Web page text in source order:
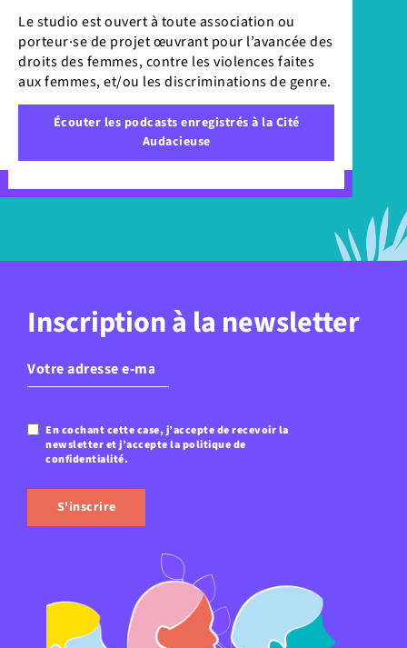
Le studio est ouvert à toute association ou
porteur·se de projet œuvrant pour l’avancée des
droits des femmes, contre les violences faites
aux femmes, et/ou les discriminations de genre.
Écouter les podcasts enregistrés à la Cité
Audacieuse
Inscription à la newsletter
mail(Nécessaire)
Confidentialité(Nécessaire)
En cochant cette case, j’accepte de recevoir la
newsletter et j’accepte la politique de
confidentialité.